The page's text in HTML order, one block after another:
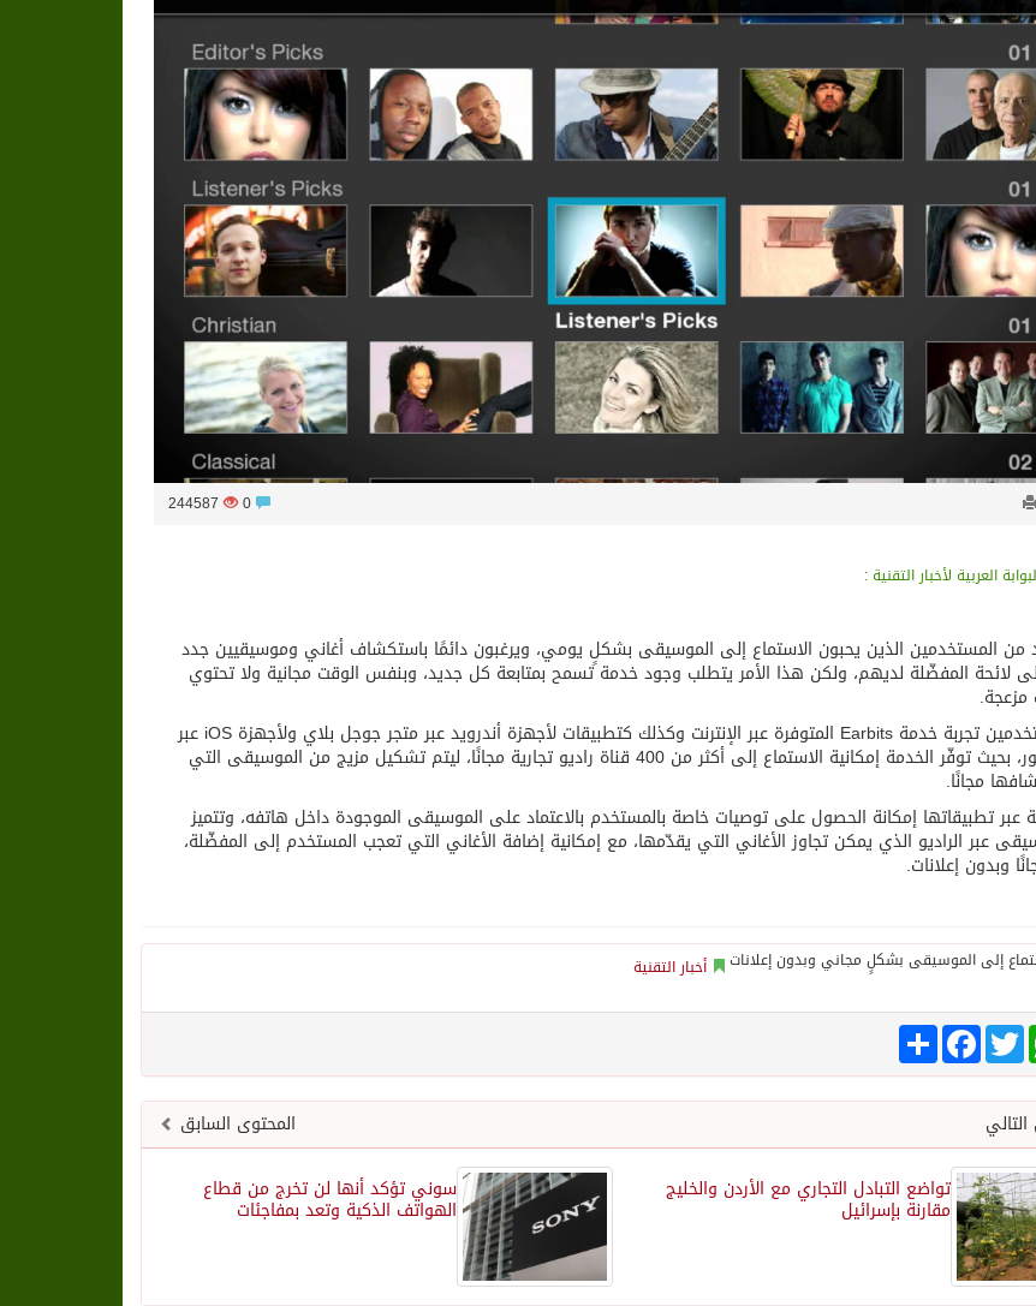
عسير والثاني في مسار الثقافة والتراث
إلى المملكة لأداء فريضة الحج
البحرية وضمان حماية إمدادات الطاقة وسلاسل الإمداد
244587
العربية لأخبار التقنية :
من المستخدمين الذين يحبون الاستماع إلى الموسيقى بشكلٍ يومي، ويرغبون دائمًا باستكشاف أغاني وموسيقيين جدد
لائحة المفضّلة لديهم، ولكن هذا الأمر يتطلب وجود خدمة تسمح بمتابعة كل جديد، وبنفس الوقت مجانية ولا تحتوي
مزعجة.
يمكن للمستخدمين تجربة خدمة Earbits المتوفرة عبر الإنترنت وكذلك كتطبيقات لأجهزة أندرويد عبر متجر جوجل بلاي ولأجهزة iOS عبر
متجر آب ستور، بحيث توفّر الخدمة إمكانية الاستماع إلى أكثر من 400 قناة راديو تجارية مجانًا، ليتم تشكيل مزيج من الموسيقى التي
مجانًا.
عبر تطبيقاتها إمكانة الحصول على توصيات خاصة بالمستخدم بالاعتماد على الموسيقى الموجودة داخل هاتفه، وتتميز
عبر الراديو الذي يمكن تجاوز الأغاني التي يقدّمها، مع إمكانية إضافة الأغاني التي تعجب المستخدم إلى المفضّلة،
وبدون إعلانات.
أخبار التقنية
انشر
FacebookTwitter
المحتوى السابق
سوني تؤكد أنها لن تخرج من قطاع
الهواتف الذكية وتعد بمفاجئات
تواضع التبادل التجاري مع الأردن والخليج
مقارنة بإسرائيل